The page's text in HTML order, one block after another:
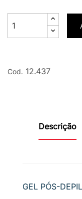
Cod. 12.437
Descrição
GEL PÓS-